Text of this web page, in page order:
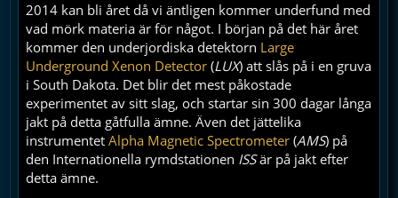
2014 kan bli året då vi äntligen kommer underfund med
vad mörk materia är för något. I början på det här året
kommer den underjordiska detektorn Large
Underground Xenon Detector (LUX) att slås på i en gruva
i South Dakota. Det blir det mest påkostade
experimentet av sitt slag, och startar sin 300 dagar långa
jakt på detta gåtfulla ämne. Även det jättelika
instrumentetAlpha Magnetic Spectrometer (AMS) på
den Internationella rymdstationen ISSär på jakt efter
detta ämne.